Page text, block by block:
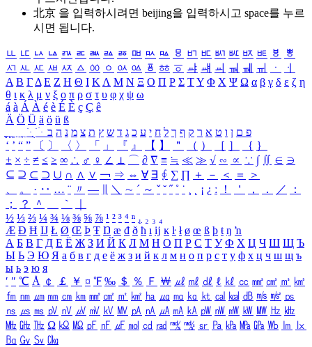
北京 을 입력하시려면 beijing을 입력하시고 space를 누르
시면 됩니다.
ㅥ ㅦ ㅧ ㅨ ㅩ ㅪ ㅫ ㅬ ㅭ ㅮ ㅯ ㅰ ㅱ ㅲ ㅳ ㅴ ㅵ ㅶ ㅷ ㅸ
ㅹ
ㅺ ㅻ ㅼ ㅽ ㅾ ㅿ ㆀ ㆁ ㆂ ㆃ ㆄ ㆅ ㆆ ㆇ ㆈ ㆉ ㆊ ㆋ ㆌ ㆍ
ㆎ
Α Β ΓΔ Ε Ζ Η Θ Ι ΚΛ Μ Ν Ξ Ο Π Ρ Σ ΤΥ Φ Χ Ψ Ω α β γ δ ε ζ η
θ ι κ λ μ ν ξ ο π ρ σ τ υ φ χ ψ ω
á à Á À é è É È ç Ç ê
Ä Ö Ü ä ö ü ß
ִֶֹ ֻּ ׁׂ פ ם ן ו ט א ר ק ף ך ל ח י ע כ ג ד ש ץ ת צ מ נ ה ב
‘ ’ “ ” 〔 〕 〈 〉 「 」 『 』 【 】 ＂ （ ） ［ ］ ｛ ｝
± × ÷ ≠ ≤ ≥ ∞ ∴ ♂ ♀ ∠ ⊥ ⌒ ∂ ∇ ≡ ≒ ≪ ≫ √ ∽ ∝ ∵ ∫ ∬ ∈ ∋
⊆ ⊇ ⊂ ⊃ ∪ ∩ ∧ ∨ ￢ ⇒ ⇔ ∀ ∃ ∮ ∑ ∏ ＋ － ＜ ＝
＞
、
。 · ‥ … ¨ 〃 ― ＼ ∼ ´ ～ ˇ ˘ ˝ ˚ ˙ ¸ ¡ ¿ ː ！ ＇ ， ． ／
：
；
？ ＾ ｀
½ ⅓ ⅔ ¼ ¾ ⅛ ⅜ ⅝ ⅞ ¹ ² ³ ⁴ ⁿ ₁ ₂ ₃ ₄
Æ Ð Ħ Ĳ Ł Ø Œ Þ Ŧ Ŋ æ đ ð ħ ı ĳ ĸ ŀ ł ø œ ß þ ŧ ŋ ŉ
А Б В Г Д Е Ё Ж З И Й К Л М Н О П Р С Т У Ф Х Ц Ч Ш Щ Ъ
Ы Ь Э Ю Я а б в г д е ё ж з и й к л м н о п р с т у ф х ц ч ш щ ъ
ы ь э ю я
′ ″ ℃ Å ￠ ￡ ￥ ¤ ℉ ‰ ＄ ％ Ｆ ￦ ㎕ ㎖ ㎗ ℓ ㎘ ㏄ ㎣ ㎤ ㎥ ㎦
㎙ ㎚ ㎛ ㎜ ㎝ ㎞ ㎟ ㎠ ㎡ ㎢ ㏊ ㎍ ㎎ ㎏ ㏏ ㎈ ㎉ ㏈ ㎧ ㎨ ㎰
㎱ ㎲ ㎳ ㎴ ㎵ ㎶ ㎷ ㎸ ㎹ ㎀ ㎁ ㎂ ㎃ ㎄ ㎺ ㎻ ㎽ ㎾ ㎿ ㎐ ㎑
㎒ ㎓ ㎔ Ω ㏀ ㏁ ㎊ ㎋ ㎌ ㏖ ㏅ ㎭ ㎮ ㎯ ㏛ ㎩ ㎪ ㎫ ㎬ ㏝ ㏐
㏓
㏃ ㏉ ㏜ ㏆